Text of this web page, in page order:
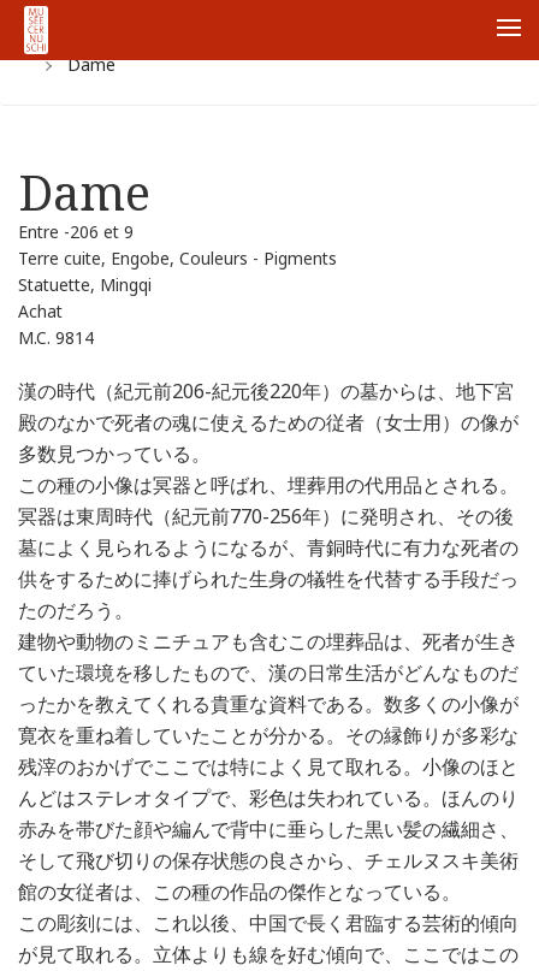
ホーム
Han
Dame
Dame
Entre -206 et 9
Terre cuite, Engobe, Couleurs - Pigments
Statuette, Mingqi
Achat
M.C. 9814
漢の時代（紀元前206-紀元後220年）の墓からは、地下宮
殿のなかで死者の魂に使えるための従者（女士用）の像が
多数見つかっている。
この種の小像は冥器と呼ばれ、埋葬用の代用品とされる。
冥器は東周時代（紀元前770-256年）に発明され、その後
墓によく見られるようになるが、青銅時代に有力な死者の
供をするために捧げられた生身の犠牲を代替する手段だっ
たのだろう。
建物や動物のミニチュアも含むこの埋葬品は、死者が生き
ていた環境を移したもので、漢の日常生活がどんなものだ
ったかを教えてくれる貴重な資料である。数多くの小像が
寛衣を重ね着していたことが分かる。その縁飾りが多彩な
残滓のおかげでここでは特によく見て取れる。小像のほと
んどはステレオタイプで、彩色は失われている。ほんのり
赤みを帯びた顔や編んで背中に垂らした黒い髪の繊細さ、
そして飛び切りの保存状態の良さから、チェルヌスキ美術
館の女従者は、この種の作品の傑作となっている。
この彫刻には、これ以後、中国で長く君臨する芸術的傾向
が見て取れる。立体よりも線を好む傾向で、ここではこの